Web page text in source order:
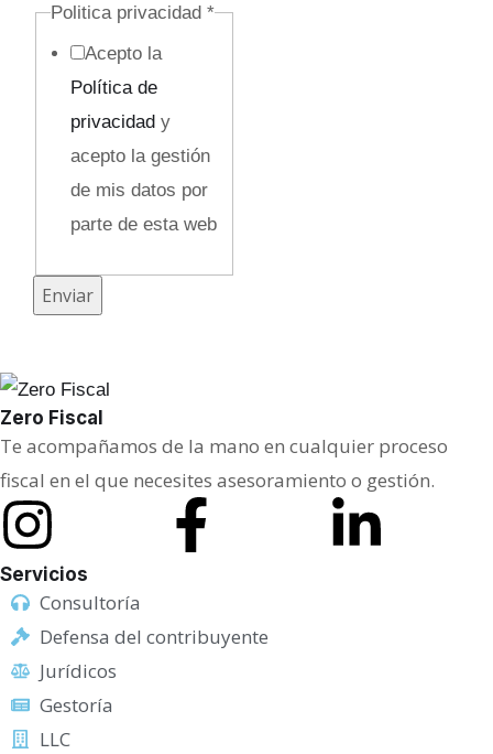
C
v
a
i
d
a
d
C
e
o
Politica privacidad *
Acepto la
Política de
privacidady
acepto la gestión
de mis datos por
parte de esta web
Enviar
Zero Fiscal
Te acompañamos de la mano en cualquier proceso
fiscal en el que necesites asesoramiento o gestión.
Servicios
Consultoría
Defensa del contribuyente
Jurídicos
Gestoría
LLC